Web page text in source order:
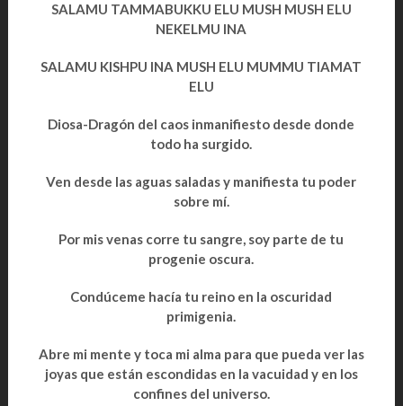
SALAMU TAMMABUKKU ELU MUSH MUSH ELU
NEKELMU INA
SALAMU KISHPU INA MUSH ELU MUMMU TIAMAT
ELU
Diosa-Dragón del caos inmanifiesto desde donde
todo ha surgido.
Ven desde las aguas saladas y manifiesta tu poder
sobre mí.
Por mis venas corre tu sangre, soy parte de tu
progenie oscura.
Condúceme hacía tu reino en la oscuridad
primigenia.
Abre mi mente y toca mi alma para que pueda ver las
joyas que están escondidas en la vacuidad y en los
confines del universo.